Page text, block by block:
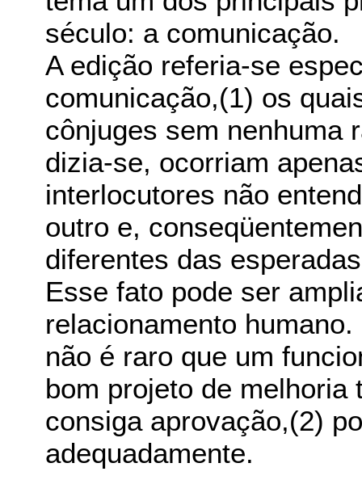
século: a comunicação.
A edição referia-se
comunicação,(1) os
cônjuges sem nenhuma
dizia-se, ocorriam
interlocutores não
outro e,
diferentes das
Esse fato pode ser
relacionamento
não é raro que um
bom projeto de
consiga aprovação,(2)
adequadamente.